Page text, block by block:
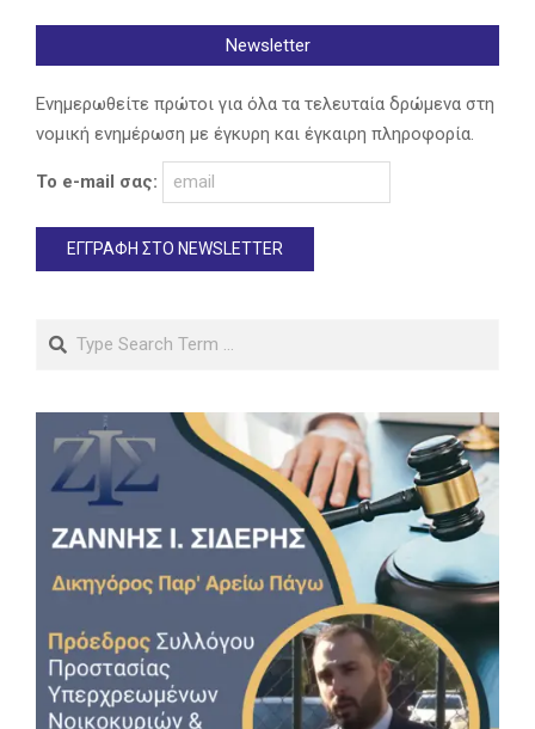
Newsletter
Ενημερωθείτε πρώτοι για όλα τα τελευταία δρώμενα στη
νομική ενημέρωση με έγκυρη και έγκαιρη πληροφορία.
Το e-mail σας:
Search